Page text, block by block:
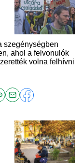
szegénységben
ahol a felvonulók
volna felhívni